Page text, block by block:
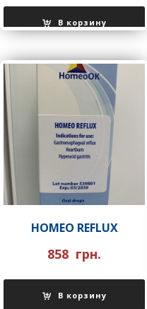
В корзину
HOMEO REFLUX
858 грн.
В корзину